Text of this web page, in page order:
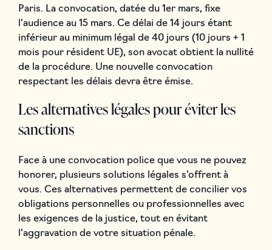
Paris. La convocation, datée du 1er mars, fixe
l'audience au 15 mars. Ce délai de 14 jours étant
inférieur au minimum légal de 40 jours (10 jours + 1
mois pour résident UE), son avocat obtient la nullité
de la procédure. Une nouvelle convocation
respectant les délais devra être émise.
Les alternatives légales pour éviter les
sanctions
Face à une convocation police que vous ne pouvez
honorer, plusieurs solutions légales s'offrent à
vous. Ces alternatives permettent de concilier vos
obligations personnelles ou professionnelles avec
les exigences de la justice, tout en évitant
l'aggravation de votre situation pénale.